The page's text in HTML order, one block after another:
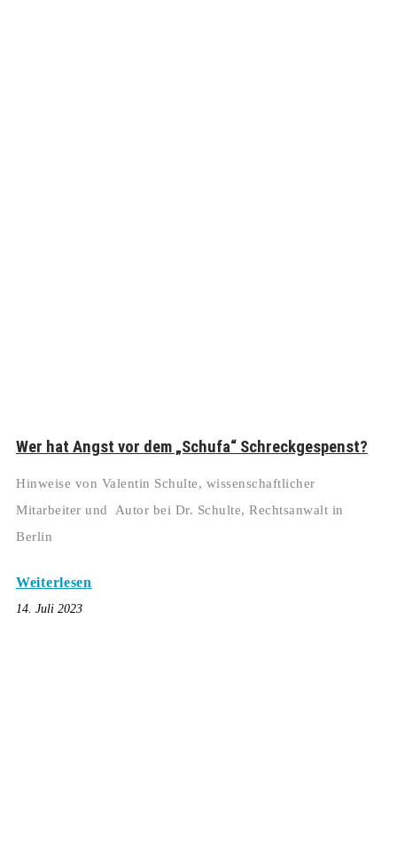
Wer hat Angst vor dem „Schufa“ Schreckgespenst?
Hinweise von Valentin Schulte, wissenschaftlicher
Mitarbeiter und Autor bei Dr. Schulte, Rechtsanwalt in
Berlin
Weiterlesen
14. Juli 2023